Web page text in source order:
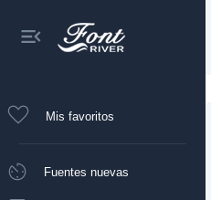
Mis favoritos
Fuentes nuevas